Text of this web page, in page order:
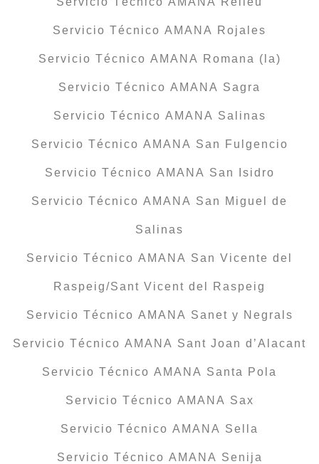
Servicio Técnico AMANA Rojales
Servicio Técnico AMANA Romana (la)
Servicio Técnico AMANA Sagra
Servicio Técnico AMANA Salinas
Servicio Técnico AMANA San Fulgencio
Servicio Técnico AMANA San Isidro
Servicio Técnico AMANA San Miguel de
Salinas
Servicio Técnico AMANA San Vicente del
Raspeig/Sant Vicent del Raspeig
Servicio Técnico AMANA Sanet y Negrals
Servicio Técnico AMANA Sant Joan d’Alacant
Servicio Técnico AMANA Santa Pola
Servicio Técnico AMANA Sax
Servicio Técnico AMANA Sella
Servicio Técnico AMANA Senija